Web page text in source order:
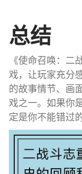
总结
《使命召唤：二
戏，让玩家充分
的故事情节、画
戏之一。如果你
定是你不能错过